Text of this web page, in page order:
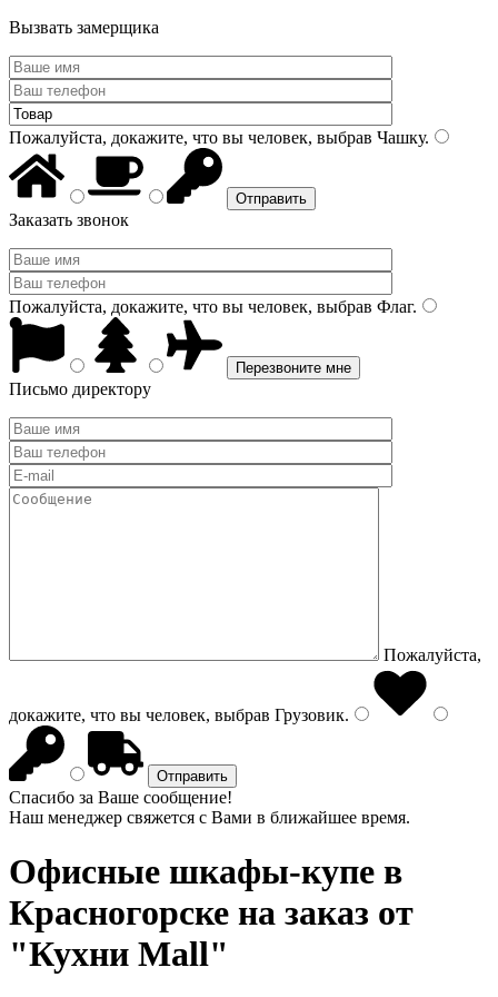
Вызвать замерщика
Пожалуйста, докажите, что вы человек, выбрав Чашку.
Заказать звонок
Пожалуйста, докажите, что вы человек, выбрав Флаг.
Письмо директору
Пожалуйста,
докажите, что вы человек, выбрав Грузовик.
Спасибо за Ваше сообщение!
Наш менеджер свяжется с Вами в ближайшее время.
Офисные шкафы-купе в
Красногорске на заказ от
"Кухни Mall"